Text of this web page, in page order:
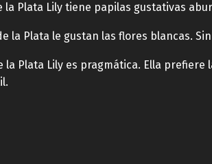
la Plata Lily tiene papilas gustativas
la Plata le gustan las flores blancas.
la Plata Lily es pragmática. Ella